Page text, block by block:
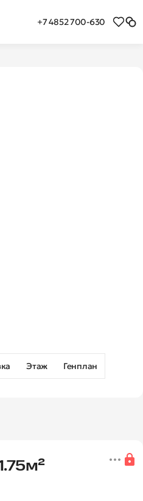
+7 4852 700-630
Этаж Генплан
квартира в